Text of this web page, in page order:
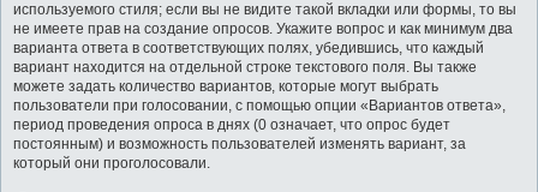
используемого стиля; если вы не видите такой вкладки или формы, то вы
не имеете прав на создание опросов. Укажите вопрос и как минимум два
варианта ответа в соответствующих полях, убедившись, что каждый
вариант находится на отдельной строке текстового поля. Вы также
можете задать количество вариантов, которые могут выбрать
пользователи при голосовании, с помощью опции «Вариантов ответа»,
период проведения опроса в днях (0 означает, что опрос будет
постоянным) и возможность пользователей изменять вариант, за
который они проголосовали.